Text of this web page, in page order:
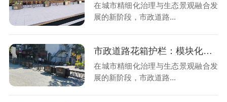
在城市精细化治理与生态景观融合发
展的新阶段，市政道路...
市政道路花箱护栏：模块化精益制造，赋能城市绿色升级
在城市精细化治理与生态景观融合发
展的新阶段，市政道路...